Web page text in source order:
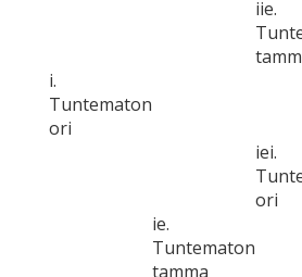
i.
Tuntematon
ori
iie.
ie.
Tuntematon
tamma
iei.
ori